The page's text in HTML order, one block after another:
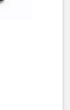
nhất
Intel core i3 lại
của thế hệ gen
sản phẩm vô
các công việc sổ
xung nhịp tối đa